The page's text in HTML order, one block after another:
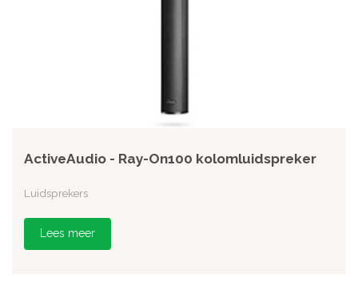
ActiveAudio - Ray-On100 kolomluidspreker
Luidsprekers
Lees meer